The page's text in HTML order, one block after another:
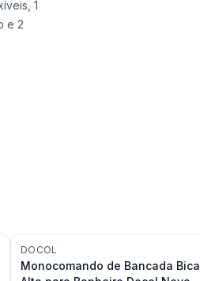
1
e 2
DOCOL
Monocomando de Bancada Bica